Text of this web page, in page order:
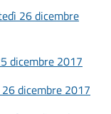
26 dicembre
dicembre 2017
dicembre 2017